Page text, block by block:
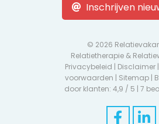
Inschrijven
© 2026
Relatietherapie &
Privacybeleid | Disclaimer |
voorwaarden | Sitemap|
door klanten: 4,9 / 5 | 7